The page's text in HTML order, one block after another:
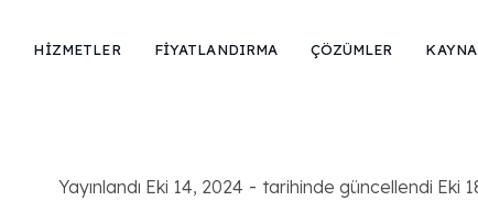
HİZMETLER FİYATLANDIRMA ÇÖZÜMLER
Yayınlandı Eki 14, 2024 - tarihinde güncellendi Eki